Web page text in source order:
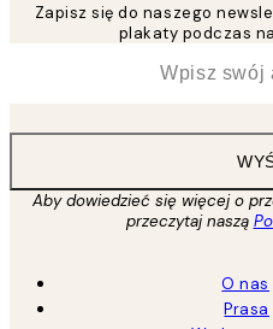
Zapisz się do naszego
plakaty podczas
Aby dowiedzieć się więcej o
przeczytaj naszą
O nas
Prasa